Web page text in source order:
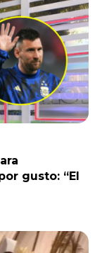
gusto: “El